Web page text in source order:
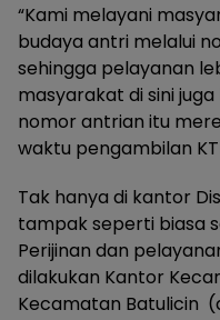
“Kami melayani
budaya antri melalui
sehingga pelayanan
masyarakat di sini
nomor antrian itu
waktu pengambilan
Tak hanya di kantor
tampak seperti biasa
Perijinan dan
dilakukan Kantor
Kecamatan Batulicin